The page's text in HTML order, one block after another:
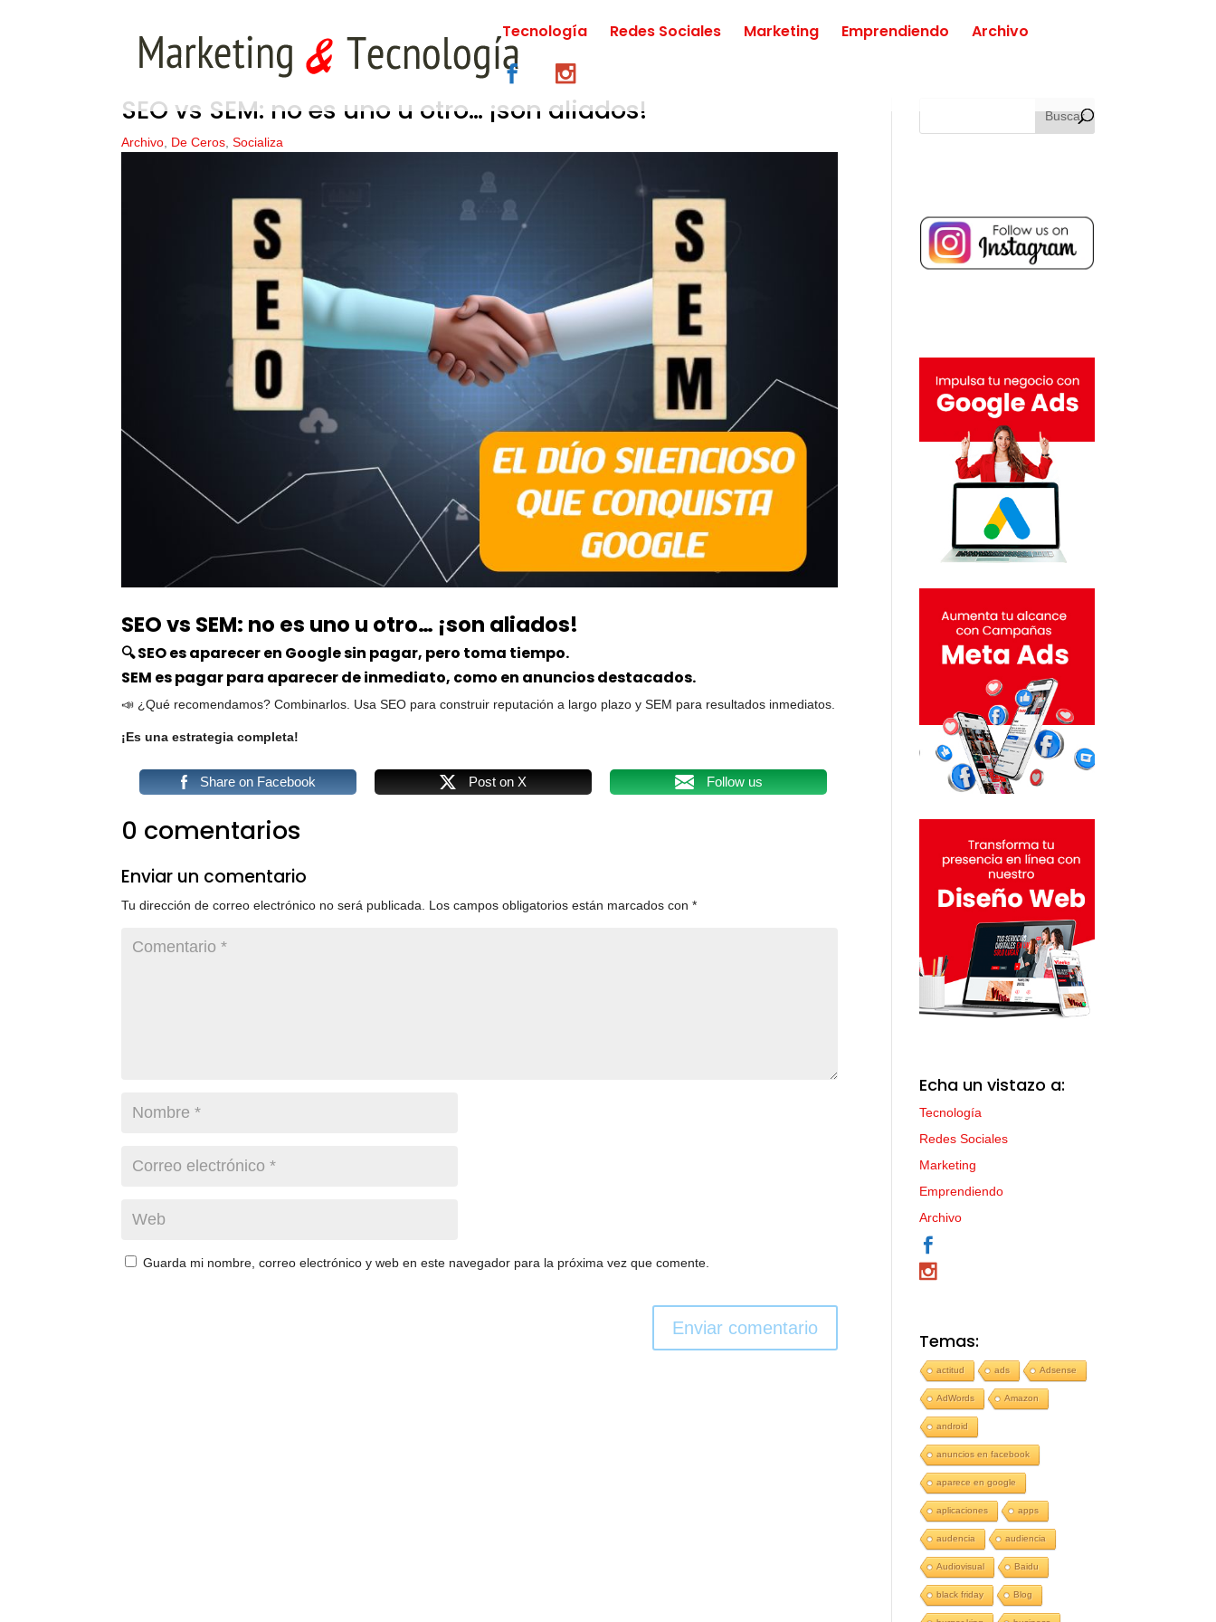
Tecnología Redes Sociales Marketing Emprendiendo Archivo
SEO vs SEM: no es uno u otro… ¡son aliados!
Archivo De Ceros ,Socializa
SEO vs SEM: no es uno u otro… ¡son aliados!
🔍 SEO es aparecer en Google sin pagar, pero toma tiempo.
SEM es pagar para aparecer de inmediato, como en anuncios destacados.
📣 ¿Qué recomendamos? Combinarlos. Usa SEO para construir reputación a largo plazo y SEM para resultados inmediatos.
¡Es una estrategia completa!
Share on Facebook Post on X Follow us
0 comentarios
Enviar un comentario
Tu dirección de correo electrónico no será publicada. Los campos obligatorios están marcados con*
Guarda mi nombre, correo electrónico y web en este navegador para la próxima vez que comente.
Enviar comentario
Echa un vistazo a:
Tecnología
Redes Sociales
Marketing
Emprendiendo
Archivo
Temas:
actitud ads Adsense
AdWords Amazon
android
anuncios en facebook
aparece en google
aplicaciones apps
audencia audiencia
Audiovisual Baidu
black friday Blog